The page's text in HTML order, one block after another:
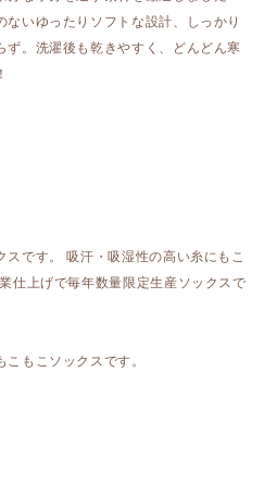
ないゆったりソフトな設計、しっかり
ず。洗濯後も乾きやすく、どんどん寒
です。 吸汗・吸湿性の高い糸にもこ
仕上げで毎年数量限定生産ソックスで
もこソックスです。